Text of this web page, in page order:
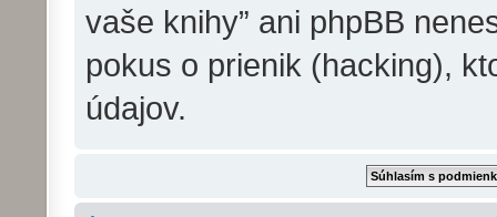
vaše knihy” ani phpBB
pokus o prienik (hacking),
údajov.